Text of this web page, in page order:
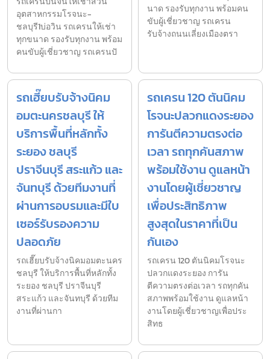
อุตสาหกรรมโรจนะ-
ชลบุรี1บ่อวิน รถเครนให้เช่า
ทุกขนาด รองรับทุกงาน พร้อม
คนขับผู้เชี่ยวชาญ รถเครนปั
นาด รองรับทุกงาน พร้อมคน
ขับผู้เชี่ยวชาญ รถเครน
รับจ้างถนนเลี่ยงเมืองตรา
รถเฮี๊ยบรับจ้างนิคม
อมตะนครชลบุรี ให้
บริการพื้นที่หลักทั้ง
ระยอง ชลบุรี
ปราจีนบุรี สระแก้ว และ
จันทบุรี ด้วยทีมงานที่
ผ่านการอบรมและมีใบ
เซอร์รับรองความ
ปลอดภัย
รถเฮี๊ยบรับจ้างนิคมอมตะนคร
ชลบุรี ให้บริการพื้นที่หลักทั้ง
ระยอง ชลบุรี ปราจีนบุรี
สระแก้ว และจันทบุรี ด้วยทีม
งานที่ผ่านกา
รถเครน 120 ตันนิคม
โรจนะปลวกแดงระยอง
การันตีความตรงต่อ
เวลา รถทุกคันสภาพ
พร้อมใช้งาน ดูแลหน้า
งานโดยผู้เชี่ยวชาญ
เพื่อประสิทธิภาพ
สูงสุดในราคาที่เป็น
กันเอง
รถเครน 120 ตันนิคมโรจนะ
ปลวกแดงระยอง การัน
ตีความตรงต่อเวลา รถทุกคัน
สภาพพร้อมใช้งาน ดูแลหน้า
งานโดยผู้เชี่ยวชาญเพื่อประ
สิทธ